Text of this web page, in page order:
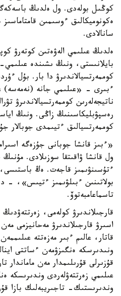
كوڭىل بولەدى. ول ەلدىڭ
ەكونوميكالىق ءوسىمىن
سانالادى.
ەلدىڭ عىلىمي الەۋەتىن كوتەرۋ
بايلانىستى، ونىڭ ىشىندە
كوممەرتسيالاندىرۋ دا بار. بۇل
ءبىرى - «عىلىمي جانە (نەمەسە)
ناتيجەلەرىن كوممەرتسيالاندىرۋ
رەسپۋبليكاسىنىڭ زاڭى. ونىڭ
كوممەرتسيالىق ءتيىمدى جوبالار
«ءبىز قانشا جوبانى جۇزەگە
ول قانشا ۋاقىتقا سوزىلادى.
ءتۇسىنۋىمىز قاجەت. ەڭ باستىسى،
بولاتىنىن ءبىلۋىمىز ءتيىس»، -
تاسماعامبەتوۆ.
قارجىلاندىرۋ كولەمى،
اسىرۋ قارجىلاندىرۋ مەحانيزمى
قاتار، عالىم ءبىر مەزەتتە
ونىدىرسكە ەنگىزۋمەن ءساتتى
قۇزىرلى قۇرىلىمدار مەن
عىلىمي زەرتتەۋلەردى وندىرىسكە
وندىرىستىك- تاجىريبەلىك بازا